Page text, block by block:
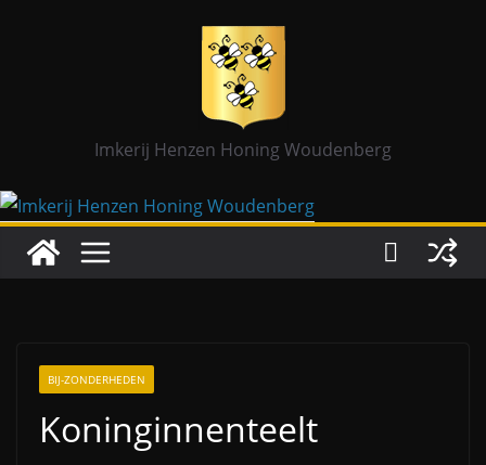
Imkerij Henzen Honing Woudenberg
BIJ-ZONDERHEDEN
Koninginnenteelt